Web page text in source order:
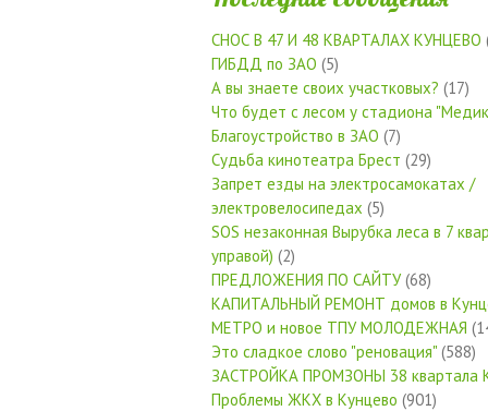
СНОС В 47 И 48 КВАРТАЛАХ КУНЦЕВО
ГИБДД по ЗАО (5)
А вы знаете своих участковых? (17)
Что будет с лесом у стадиона
Благоустройство в ЗАО (7)
Судьба кинотеатра Брест (29)
Запрет езды на электросамокатах /
электровелосипедах (5)
SOS незаконная Вырубка леса в 7
управой) (2)
ПРЕДЛОЖЕНИЯ ПО САЙТУ(68)
КАПИТАЛЬНЫЙ РЕМОНТ домов в
МЕТРО и новое ТПУ МОЛОДЕЖНАЯ
Это сладкое слово "реновация" (588)
ЗАСТРОЙКА ПРОМЗОНЫ 38 квартала
Проблемы ЖКХ в Кунцево (901)